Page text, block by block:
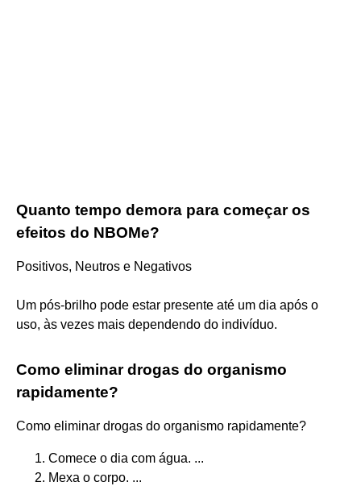
Quanto tempo demora para começar os
efeitos do NBOMe?
Positivos, Neutros e Negativos
Um pós-brilho pode estar presente até um dia após o
uso, às vezes mais dependendo do indivíduo.
Como eliminar drogas do organismo
rapidamente?
Como eliminar drogas do organismo rapidamente?
Comece o dia com água. ...
Mexa o corpo. ...